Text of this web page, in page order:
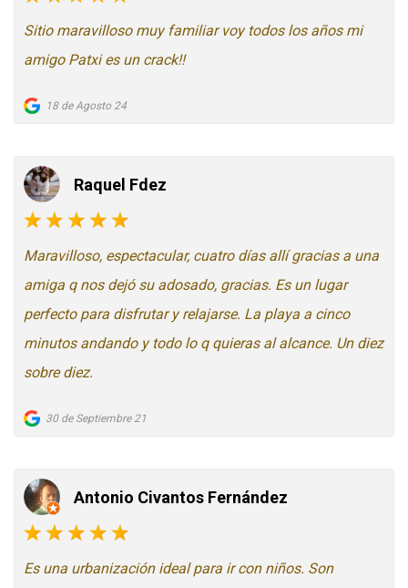
Sitio maravilloso muy familiar voy todos los años mi
amigo Patxi es un crack!!
18 de Agosto 24
Raquel Fdez
Maravilloso, espectacular, cuatro días allí gracias a una
amiga q nos dejó su adosado, gracias. Es un lugar
perfecto para disfrutar y relajarse. La playa a cinco
minutos andando y todo lo q quieras al alcance. Un diez
sobre diez.
30 de Septiembre 21
Antonio Civantos Fernández
Es una urbanización ideal para ir con niños. Son